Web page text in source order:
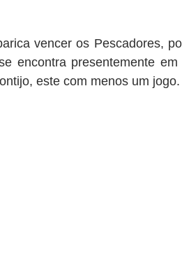
vencer os Pescadores,
encontra presentemente em
, este com menos um jogo.